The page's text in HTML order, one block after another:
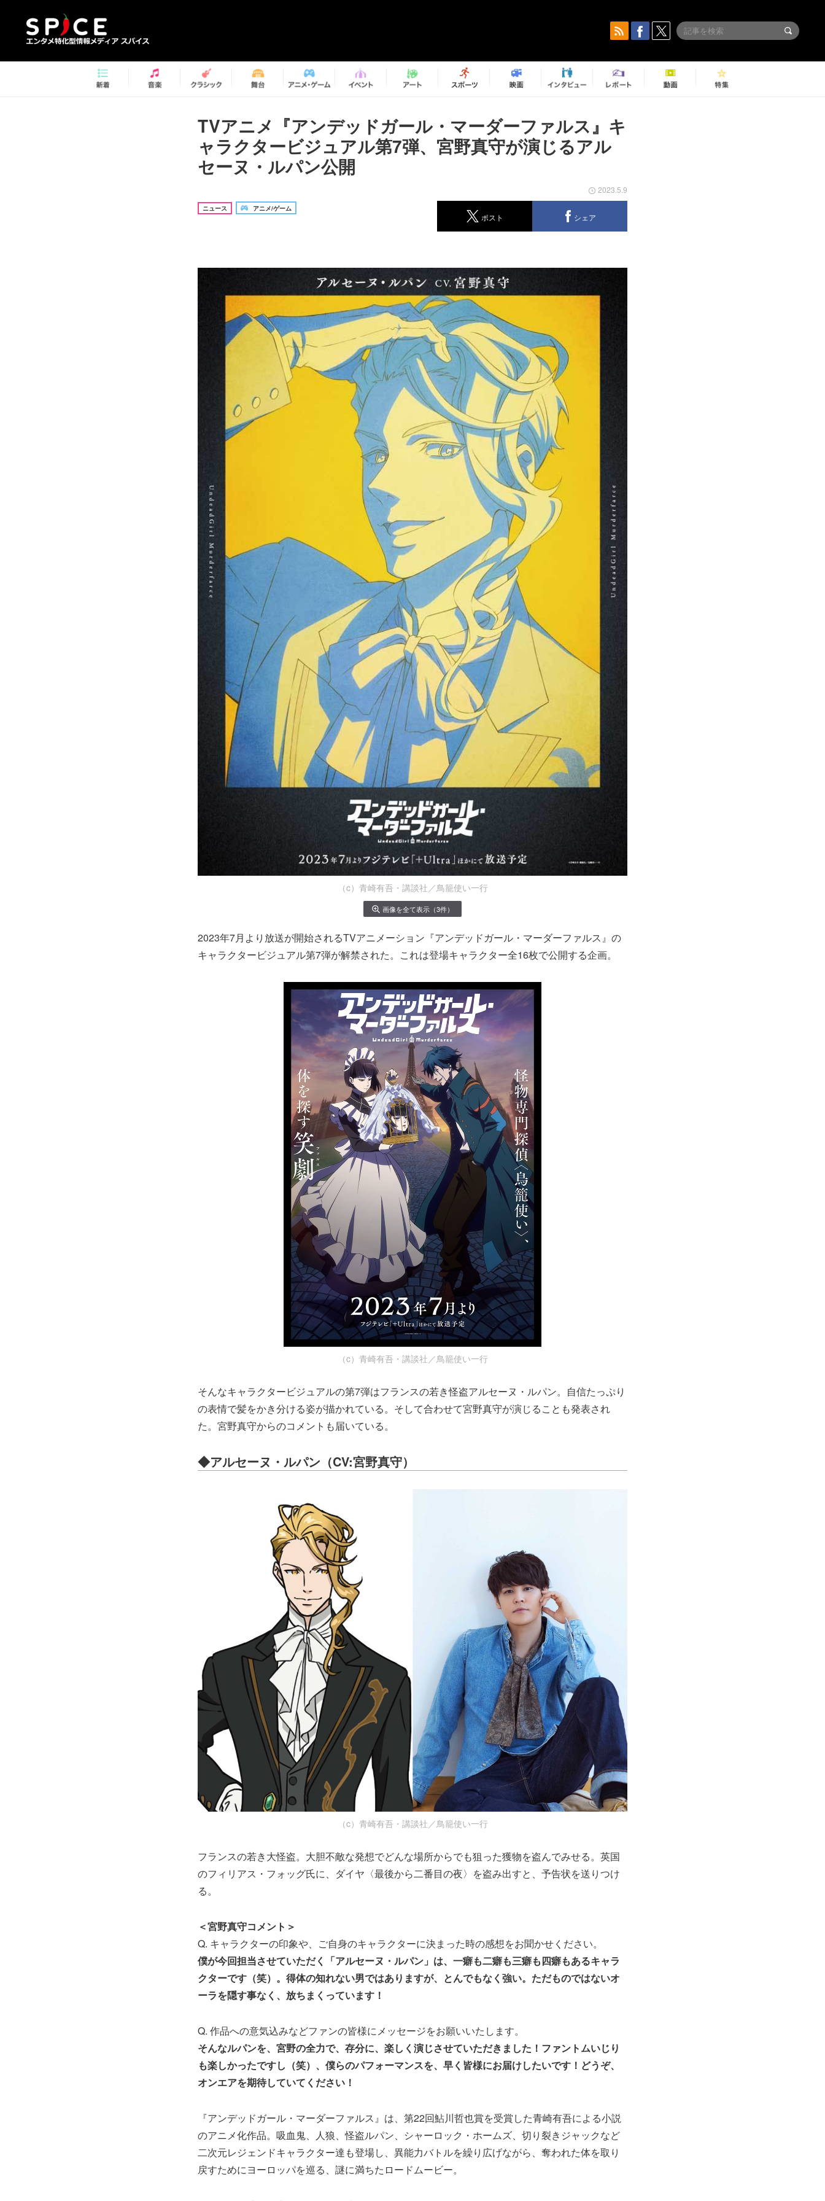
TVアニメ『アンデッドガール・マーダーファルス』キ
ャラクタービジュアル第7弾、宮野真守が演じるアル
セーヌ・ルパン公開
ニュース アニメ/ゲーム
2023.5.9
ポスト シェア
（c）青崎有吾・講談社／鳥籠使い一行
画像を全て表示（3件）
2023年7月より放送が開始されるTVアニメーション『アンデッドガール・マーダーファルス』の
キャラクタービジュアル第7弾が解禁された。これは登場キャラクター全16枚で公開する企画。
（c）青崎有吾・講談社／鳥籠使い一行
そんなキャラクタービジュアルの第7弾はフランスの若き怪盗アルセーヌ・ルパン。自信たっぷり
の表情で髪をかき分ける姿が描かれている。そして合わせて宮野真守が演じることも発表され
た。宮野真守からのコメントも届いている。
◆アルセーヌ・ルパン（CV:宮野真守）
（c）青崎有吾・講談社／鳥籠使い一行
フランスの若き大怪盗。大胆不敵な発想でどんな場所からでも狙った獲物を盗んでみせる。英国
のフィリアス・フォッグ氏に、ダイヤ〈最後から二番目の夜〉を盗み出すと、予告状を送りつけ
る。
＜宮野真守コメント＞
Q. キャラクターの印象や、ご自身のキャラクターに決まった時の感想をお聞かせください。
僕が今回担当させていただく「アルセーヌ・ルパン」は、一癖も二癖も三癖も四癖もあるキャラ
クターです（笑）。得体の知れない男ではありますが、とんでもなく強い。ただものではないオ
ーラを隠す事なく、放ちまくっています！
Q. 作品への意気込みなどファンの皆様にメッセージをお願いいたします。
そんなルパンを、宮野の全力で、存分に、楽しく演じさせていただきました！ファントムいじり
も楽しかったですし（笑）、僕らのパフォーマンスを、早く皆様にお届けしたいです！どうぞ、
オンエアを期待していてください！
『アンデッドガール・マーダーファルス』は、第22回鮎川哲也賞を受賞した青崎有吾による小説
のアニメ化作品。吸血鬼、人狼、怪盗ルパン、シャーロック・ホームズ、切り裂きジャックなど
二次元レジェンドキャラクター達も登場し、異能力バトルを繰り広げながら、奪われた体を取り
戻すためにヨーロッパを巡る、謎に満ちたロードムービー。